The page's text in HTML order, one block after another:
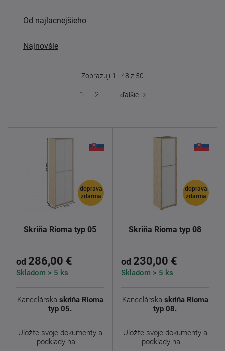
Od najlacnejšieho
Najnovšie
Zobrazuji 1 - 48 z 50
2
1 ďalšie
doprava
zdarma
Skriňa Rioma typ 05
od 286,00 €
Skladom > 5 ks
Kancelárska skriňa Rioma
typ 05.
Uložte svoje dokumenty a
podklady na ...
doprava
zdarma
Skriňa Rioma typ 08
od 230,00 €
Skladom > 5 ks
Kancelárska skriňa Rioma
typ 08.
Uložte svoje dokumenty a
podklady na ...